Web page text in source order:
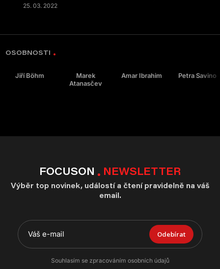
25. 03. 2022
OSOBNOSTI
Jiří Böhm
Marek
Atanasčev
Amar Ibrahim Petra Savino
FOCUSON NEWSLETTER
Výběr top novinek, událostí a čtení pravidelně na váš
email.
Odebírat
Souhlasím se zpracováním osobních údajů